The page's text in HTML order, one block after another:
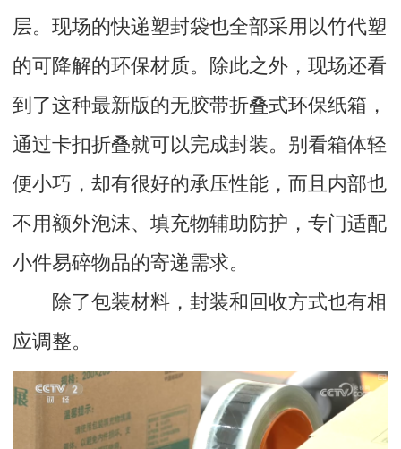
层。现场的快递塑封袋也全部采用以竹代塑
的可降解的环保材质。除此之外，现场还看
到了这种最新版的无胶带折叠式环保纸箱，
通过卡扣折叠就可以完成封装。别看箱体轻
便小巧，却有很好的承压性能，而且内部也
不用额外泡沫、填充物辅助防护，专门适配
小件易碎物品的寄递需求。
除了包装材料，封装和回收方式也有相
应调整。